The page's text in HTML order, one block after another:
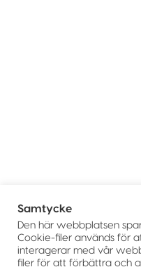
Samtycke
Den här webbplatsen
Cookie-filer används för
interagerar med vår
filer för att förbättra och